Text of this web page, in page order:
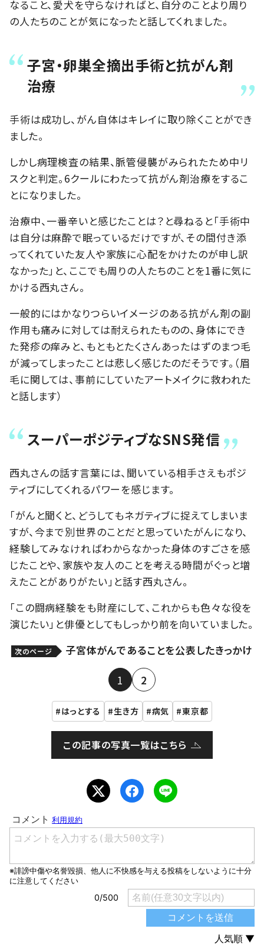
なること、愛犬を守らなければと、自分のことより周り
の人たちのことが気になったと話してくれました。
子宮・卵巣全摘出手術と抗がん剤
治療
手術は成功し、がん自体はキレイに取り除くことができ
ました。
しかし病理検査の結果、脈管侵襲がみられたため中リ
スクと判定。6クールにわたって抗がん剤治療をするこ
とになりました。
治療中、一番辛いと感じたことは？と尋ねると「手術中
は自分は麻酔で眠っているだけですが、その間付き添
ってくれていた友人や家族に心配をかけたのが申し訳
なかった」と、ここでも周りの人たちのことを1番に気に
かける西丸さん。
一般的にはかなりつらいイメージのある抗がん剤の副
作用も痛みに対しては耐えられたものの、身体にでき
た発疹の痒みと、もともとたくさんあったはずのまつ毛
が減ってしまったことは悲しく感じたのだそうです。（眉
毛に関しては、事前にしていたアートメイクに救われた
と話します）
スーパーポジティブなSNS発信
西丸さんの話す言葉には、聞いている相手さえもポジ
ティブにしてくれるパワーを感じます。
「がんと聞くと、どうしてもネガティブに捉えてしまいま
すが、今まで別世界のことだと思っていたがんになり、
経験してみなければわからなかった身体のすごさを感
じたことや、家族や友人のことを考える時間がぐっと増
えたことがありがたい」と話す西丸さん。
「この闘病経験をも財産にして、これからも色々な役を
演じたい」と俳優としてもしっかり前を向いていました。
次のページ 子宮体がんであることを公表したきっかけ
1 2
はっとする 生き方 病気 東京都
この記事の写真一覧はこちら